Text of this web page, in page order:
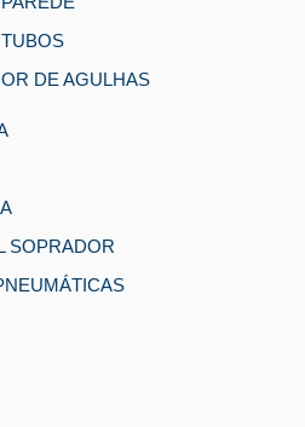
DE AGULHAS
SOPRADOR